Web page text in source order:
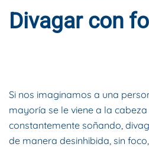
Divagar con
Si nos imaginamos a una
mayoría se le viene a la
constantemente soñando,
de manera desinhibida, sin